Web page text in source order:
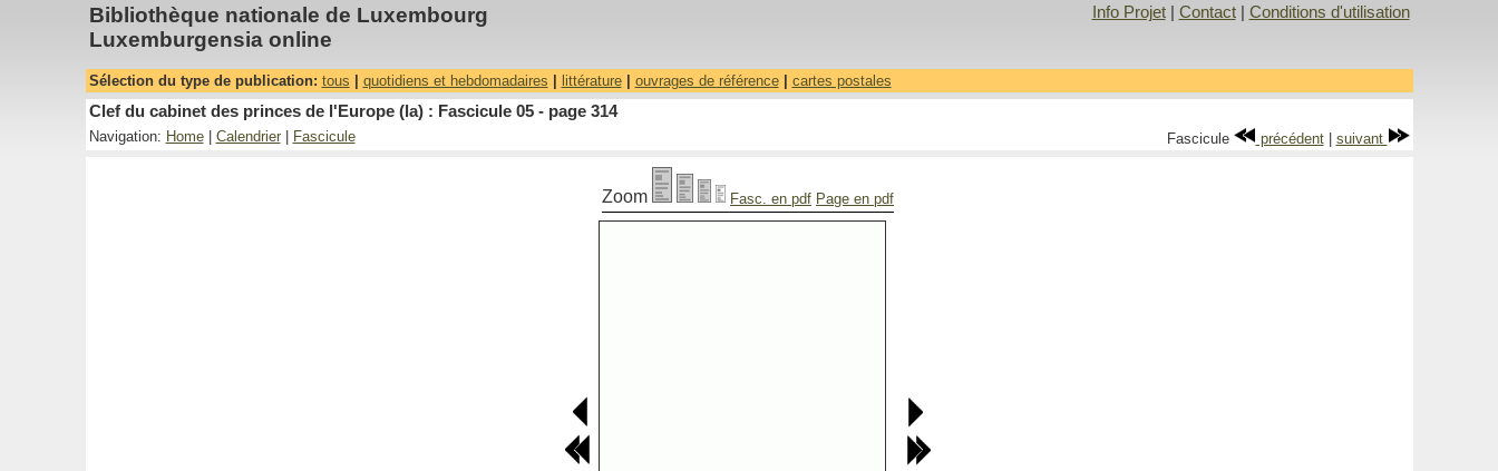
Bibliothèque nationale de Luxembourg
Luxemburgensia online
Info Projet| Contact| Conditions d'utilisation
Sélection du type de publication: tous quotidiens et hebdomadaires littérature| ouvrages de référence| cartes postales
Clef du cabinet des princes de l'Europe (la) : Fascicule 05 - page 314
Navigation: Home| Calendrier| Fascicule Fascicule précédent| suivant
Zoom Fasc. en pdf Page en pdf